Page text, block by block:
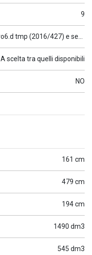
9
A scelta tra quelli disponibili
NO
161 cm
479 cm
194 cm
1490 dm3
545 dm3